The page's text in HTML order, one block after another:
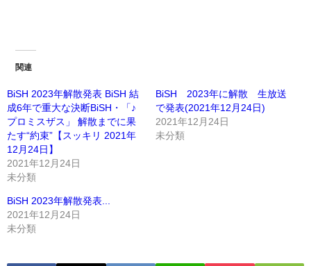
関連
BiSH 2023年解散発表 BiSH 結
成6年で重大な決断BiSH・「♪
プロミスザス」 解散までに果
たす“約束”【スッキリ 2021年
12月24日】
2021年12月24日
未分類
BiSH 2023年に解散 生放送
で発表(2021年12月24日)
2021年12月24日
未分類
BiSH 2023年解散発表...
2021年12月24日
未分類